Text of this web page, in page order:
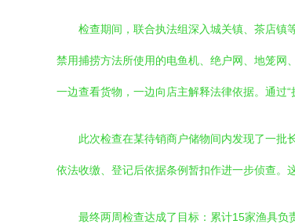
检查期间，联合执法组深入城关镇、茶店镇
禁用捕捞方法所使用的电鱼机、绝户网、地笼网
一边查看货物，一边向店主解释法律依据。通过
此次检查在某待销商户储物间内发现了一批
依法收缴、登记后依据条例暂扣作进一步侦查。
最终两周检查达成了目标：累计15家渔具